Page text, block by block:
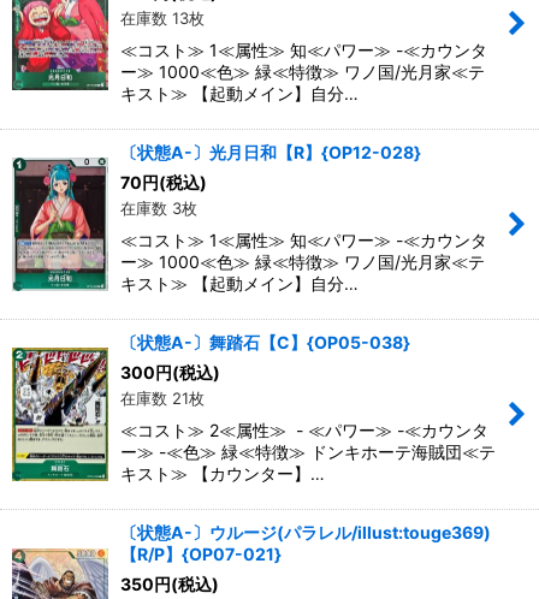
在庫数 13枚
≪コスト≫ 1≪属性≫ 知≪パワー≫ -≪カウンタ
ー≫ 1000≪色≫ 緑≪特徴≫ ワノ国/光月家≪テ
キスト≫ 【起動メイン】自分…
〔状態A-〕光月日和【R】{OP12-028}
70円(税込)
在庫数 3枚
≪コスト≫ 1≪属性≫ 知≪パワー≫ -≪カウンタ
ー≫ 1000≪色≫ 緑≪特徴≫ ワノ国/光月家≪テ
キスト≫ 【起動メイン】自分…
〔状態A-〕舞踏石【C】{OP05-038}
300円(税込)
在庫数 21枚
≪コスト≫ 2≪属性≫ - ≪パワー≫ -≪カウンタ
ー≫ -≪色≫ 緑≪特徴≫ ドンキホーテ海賊団≪テ
キスト≫ 【カウンター】…
〔状態A-〕ウルージ(パラレル/illust:touge369)
【R/P】{OP07-021}
350円(税込)